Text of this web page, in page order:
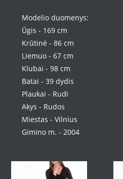
Modelio duomenys:
Ūgis - 169 cm
Krūtinė - 86 cm
Liemuo - 67 cm
Klubai - 98 cm
Batai - 39 dydis
Plaukai - Rudi
Akys - Rudos
Miestas - Vilnius
Gimino m. - 2004